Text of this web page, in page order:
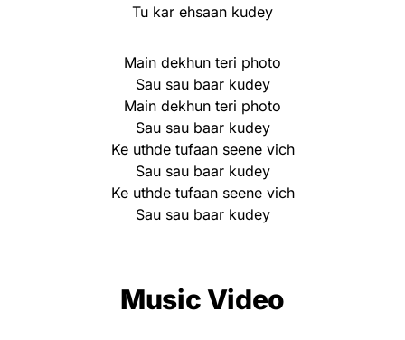
Tu kar ehsaan kudey
Main dekhun teri photo
Sau sau baar kudey
Main dekhun teri photo
Sau sau baar kudey
Ke uthde tufaan seene vich
Sau sau baar kudey
Ke uthde tufaan seene vich
Sau sau baar kudey
Music Video